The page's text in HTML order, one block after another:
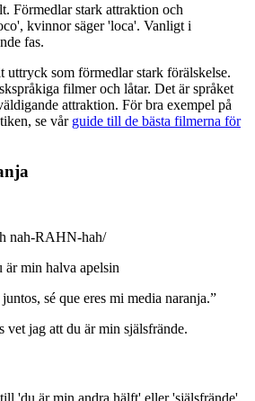
Förmedlar stark attraktion och
kvinnor säger 'loca'. Vanligt i
fas.
uttryck som förmedlar stark förälskelse.
filmer och låtar. Det är språket
attraktion. För bra exempel på
se vår guide till de bästa filmerna för
nah-RAHN-hah/
är min halva apelsin
sé que eres mi media naranja.”
vet jag att du är min själsfrände.
'du är min andra hälft' eller 'själsfrände'.